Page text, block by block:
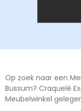
Op zoek naar een
Bussum? Craquelé
Meubelwinkel